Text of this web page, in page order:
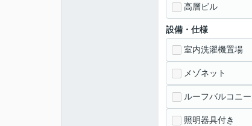
高層ビル
設備・仕様
室内洗濯機置場
メゾネット
ルーフバルコニー
照明器具付き